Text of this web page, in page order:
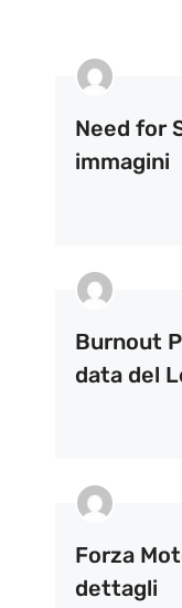
Need for
immagini
Burnout
data del
Forza
dettagli